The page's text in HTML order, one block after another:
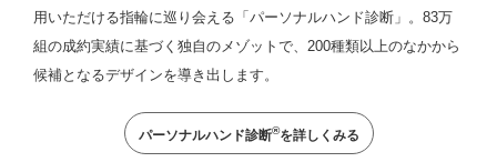
用いただける指輪に巡り会える「パーソナルハンド診断」。83万
組の成約実績に基づく独自のメゾットで、200種類以上のなかから
候補となるデザインを導き出します。
パーソナルハンド診断®を詳しくみる